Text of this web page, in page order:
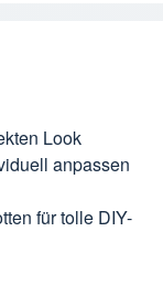
Look
anpassen
für tolle DIY-